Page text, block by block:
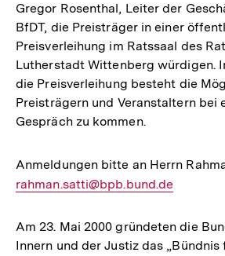
Gregor Rosenthal, Leiter der
BfDT, die Preisträger in einer
Preisverleihung im Ratssaal des
Lutherstadt Wittenberg würdigen.
die Preisverleihung besteht die
Preisträgern und Veranstaltern bei
Gespräch zu kommen.
Anmeldungen bitte an Herrn
rahman.satti@bpb.bund.de
Am 23. Mai 2000 gründeten die
Innern und der Justiz das